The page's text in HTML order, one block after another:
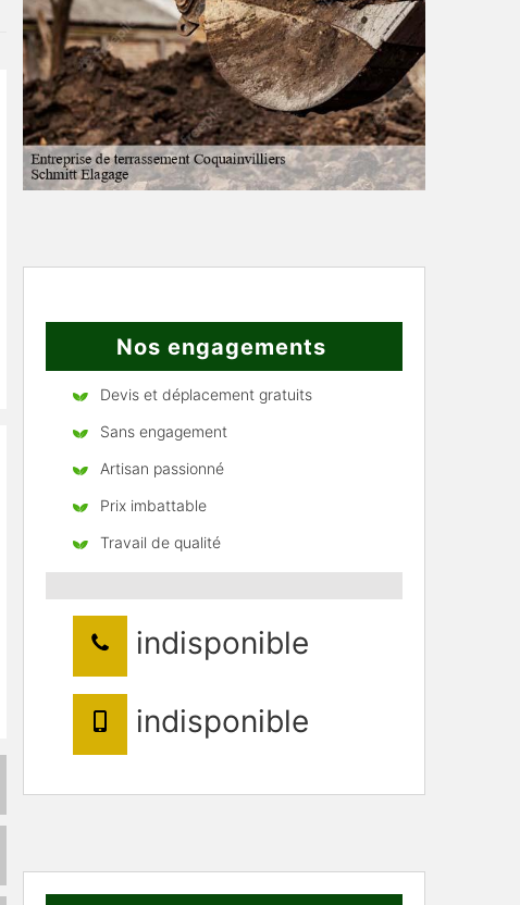
Nos engagements
Devis et déplacement gratuits
Sans engagement
Artisan passionné
Prix imbattable
Travail de qualité
indisponible
indisponible